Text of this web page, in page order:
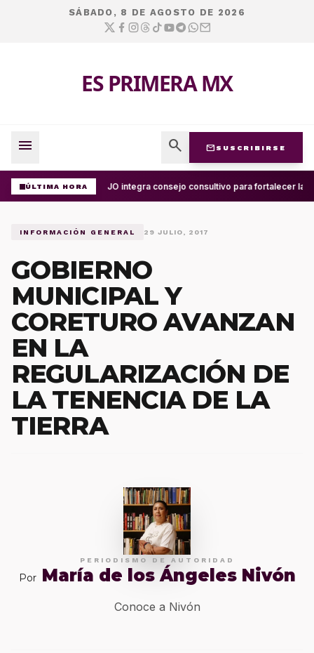
SÁBADO, 8 DE AGOSTO DE 2026
ES PRIMERA MX
menu search mail SUSCRIBIRSE
ÚLTIMA HORA UABJO integra consejo consultivo para fortalecer la
INFORMACIÓN GENERAL 29 JULIO, 2017
GOBIERNO
MUNICIPAL Y
CORETURO AVANZAN
EN LA
REGULARIZACIÓN DE
LA TENENCIA DE LA
TIERRA
PERIODISMO DE AUTORIDAD
Por María de los Ángeles Nivón
Conoce a Nivón